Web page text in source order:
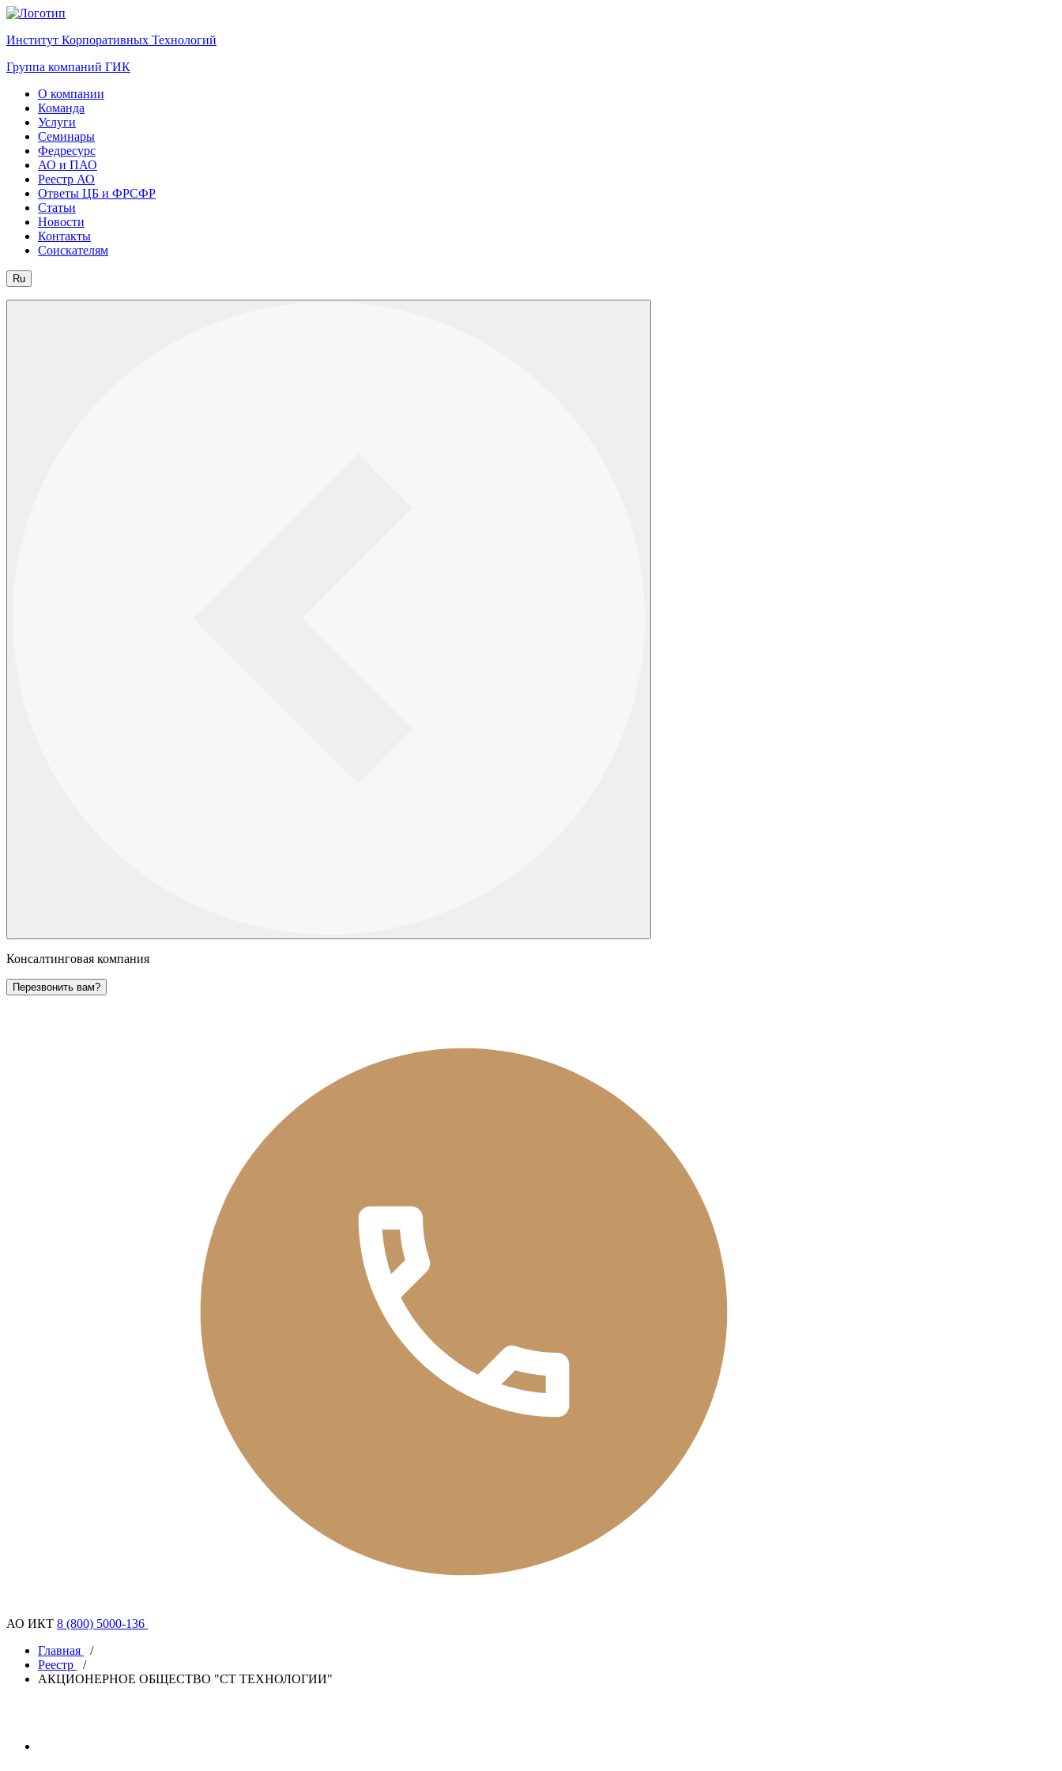
Институт Корпоративных Технологий
Группа компаний ГИК
О компании
Команда
Услуги
Семинары
Федресурс
АО и ПАО
Реестр АО
Ответы ЦБ и ФРСФР
Статьи
Новости
Контакты
Соискателям
Ru
Консалтинговая компания
Перезвонить вам?
АО ИКТ 8 (800) 5000-136
Главная
/
Реестр
/
АКЦИОНЕРНОЕ ОБЩЕСТВО "СТ ТЕХНОЛОГИИ"